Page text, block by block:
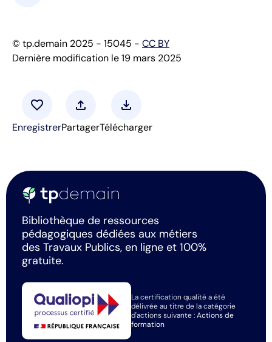
© tp.demain 2025 - 15045 - CC BY
Dernière modification le 19 mars 2025
favorite
Enregistrer
upload
Partager
download
Télécharger
Bibliothèque de ressources
pédagogiques dédiées aux métiers
des Travaux Publics, en ligne et 100%
gratuite.
La certification qualité a été
délivrée au titre de la catégorie
d'actions suivante :Actions de
formation